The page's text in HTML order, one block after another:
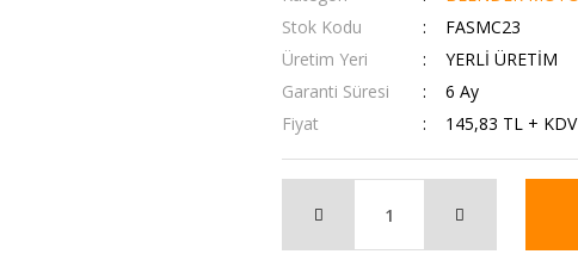
Stok Kodu
FASMC23
Üretim Yeri
YERLİ ÜRETİM
Garanti Süresi
6 Ay
Fiyat
145,83 TL + KDV